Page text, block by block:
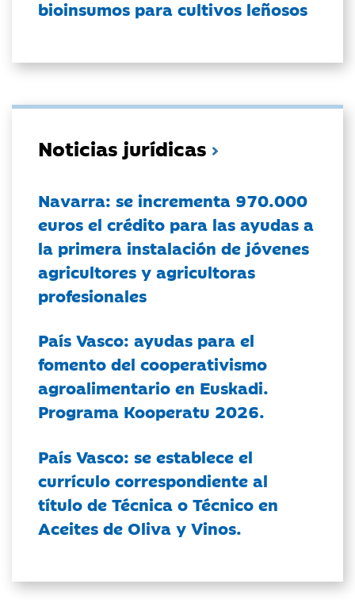
bioinsumos para cultivos leñosos
Noticias jurídicas
Navarra: se incrementa 970.000
euros el crédito para las ayudas a
la primera instalación de jóvenes
agricultores y agricultoras
profesionales
País Vasco: ayudas para el
fomento del cooperativismo
agroalimentario en Euskadi.
Programa Kooperatu 2026.
País Vasco: se establece el
currículo correspondiente al
título de Técnica o Técnico en
Aceites de Oliva y Vinos.